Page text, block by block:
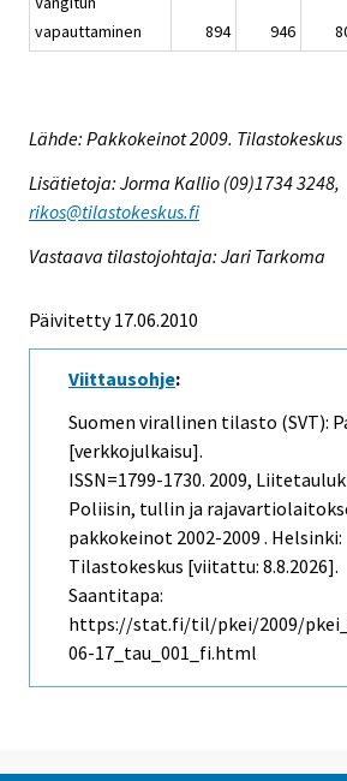
vapauttaminen
894 946
Lähde: Pakkokeinot 2009. Tilastokeskus
Lisätietoja: Jorma Kallio (09)1734 3248,
rikos@tilastokeskus.fi
Vastaava tilastojohtaja: Jari Tarkoma
Päivitetty 17.06.2010
Viittausohje:
Suomen virallinen tilasto (SVT):
[verkkojulkaisu].
ISSN=1799-1730. 2009,
Poliisin, tullin ja
pakkokeinot 2002-2009 . Helsinki:
Tilastokeskus [viitattu: 8.8.2026].
Saantitapa:
https://stat.fi/til/pkei/2009/
06-17_tau_001_fi.html